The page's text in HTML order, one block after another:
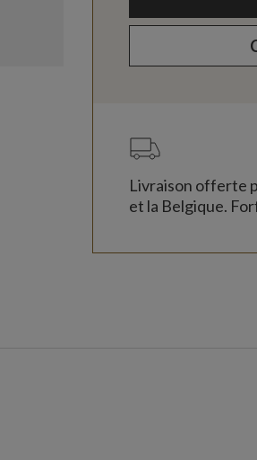
Livraison offerte
et la Belgique.